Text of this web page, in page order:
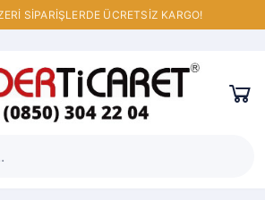
SİPARİŞLERDE ÜCRETSİZ KARGO!